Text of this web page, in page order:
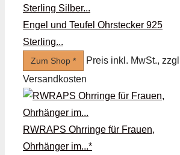
Engel und Teufel Ohrstecker 925
Sterling...
Zum Shop *
Preis inkl. MwSt.,
Versandkosten
RWRAPS Ohrringe für Frauen,
Ohrhänger im...*